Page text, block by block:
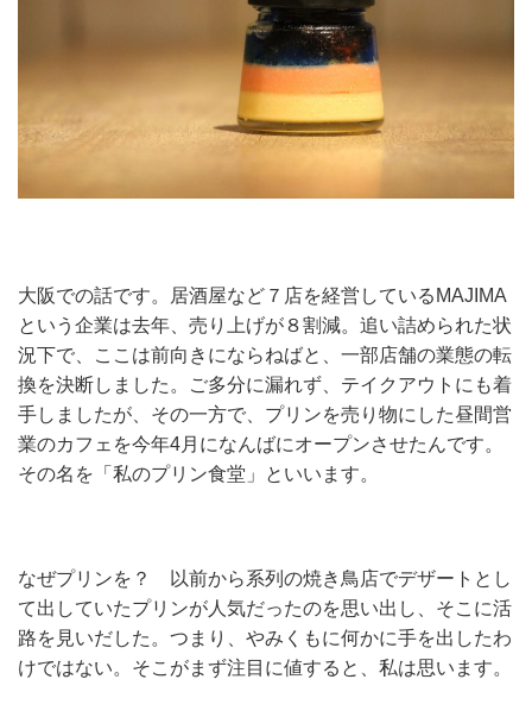
大阪での話です。居酒屋など７店を経営しているMAJIMA
という企業は去年、売り上げが８割減。追い詰められた状
況下で、ここは前向きにならねばと、一部店舗の業態の転
換を決断しました。ご多分に漏れず、テイクアウトにも着
手しましたが、その一方で、プリンを売り物にした昼間営
業のカフェを今年4月になんばにオープンさせたんです。
その名を「私のプリン食堂」といいます。
なぜプリンを？ 以前から系列の焼き鳥店でデザートとし
て出していたプリンが人気だったのを思い出し、そこに活
路を見いだした。つまり、やみくもに何かに手を出したわ
けではない。そこがまず注目に値すると、私は思います。